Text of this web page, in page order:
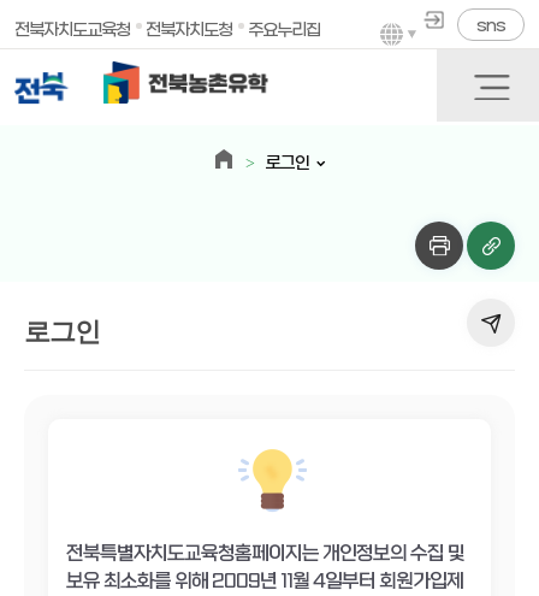
전북자치도교육청 전북자치도청 주요누리집 sns
로그인
로그인
전북특별자치도교육청홈페이지는 개인정보의 수집 및
보유 최소화를 위해 2009년 11월 4일부터 회원가입제